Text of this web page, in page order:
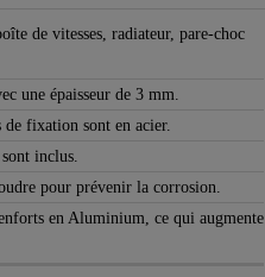
de vitesses, radiateur, pare-choc
une épaisseur de 3 mm.
fixation sont en acier.
inclus.
pour prévenir la corrosion.
en Aluminium, ce qui augmente